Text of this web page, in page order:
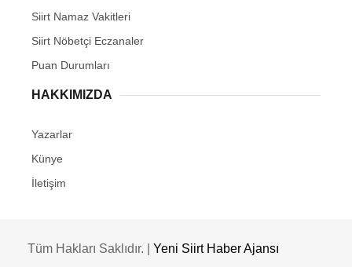
Siirt Namaz Vakitleri
Siirt Nöbetçi Eczanaler
Puan Durumları
HAKKIMIZDA
Yazarlar
Künye
İletişim
Tüm Hakları Saklıdır. | Yeni Siirt Haber Ajansı